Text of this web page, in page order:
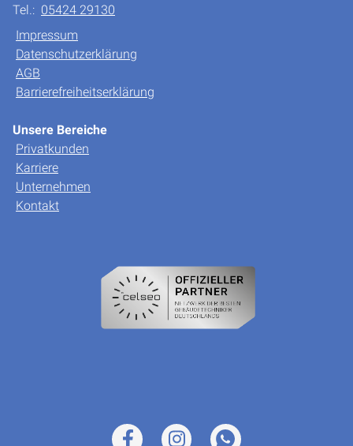
Tel.: 05424 29130
Impressum
Datenschutzerklärung
AGB
Barrierefreiheitserklärung
Unsere Bereiche
Privatkunden
Karriere
Unternehmen
Kontakt